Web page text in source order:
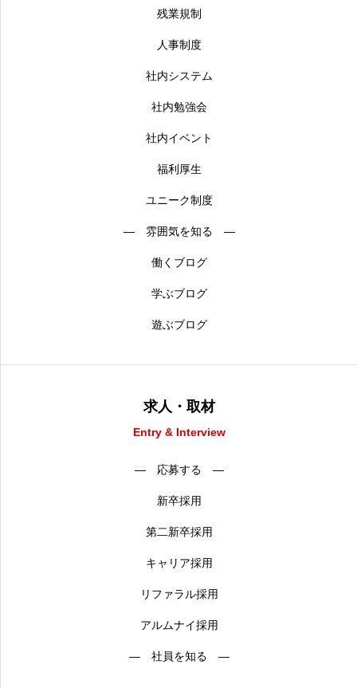
残業規制
人事制度
社内システム
社内勉強会
社内イベント
福利厚生
ユニーク制度
― 雰囲気を知る ―
働くブログ
学ぶブログ
遊ぶブログ
求人・取材
Entry & Interview
― 応募する ―
新卒採用
第二新卒採用
キャリア採用
リファラル採用
アルムナイ採用
― 社員を知る ―